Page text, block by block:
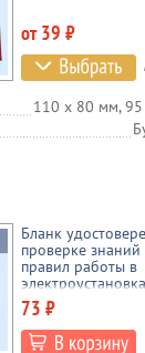
от 39 ₽
110 х 80 мм,
Бланк
проверке
правил работы в
(новый образец
года) (ТКРЭ-1)
73 ₽